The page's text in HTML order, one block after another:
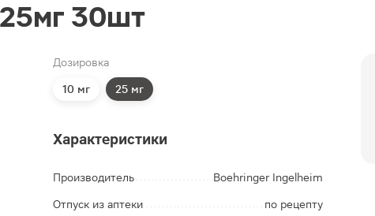
30шт
Дозировка
10 мг 25 мг
Характеристики
Производитель Boehringer Ingelheim
Отпуск из аптеки по рецепту